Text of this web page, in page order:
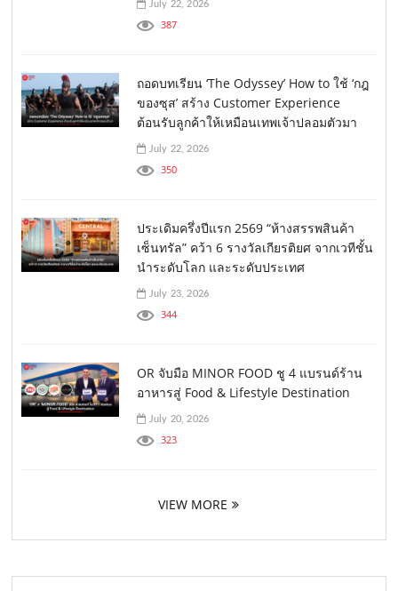
July 22, 2026
387
ถอดบทเรียน ‘The Odyssey’ How to ใช้ ‘กฎ
ของซุส’ สร้าง Customer Experience
ต้อนรับลูกค้าให้เหมือนเทพเจ้าปลอมตัวมา
July 22, 2026
350
ประเดิมครึ่งปีแรก 2569 “ห้างสรรพสินค้า
เซ็นทรัล” คว้า 6 รางวัลเกียรติยศ จากเวทีชั้น
นำระดับโลก และระดับประเทศ
July 23, 2026
344
OR จับมือ MINOR FOOD ชู 4 แบรนด์ร้าน
อาหารสู่ Food & Lifestyle Destination
July 20, 2026
323
VIEW MORE